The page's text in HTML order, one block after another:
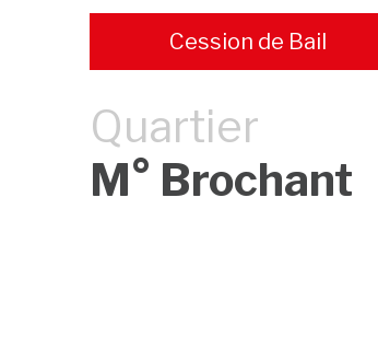
Cession de Bail
Quartier
M° Brochant